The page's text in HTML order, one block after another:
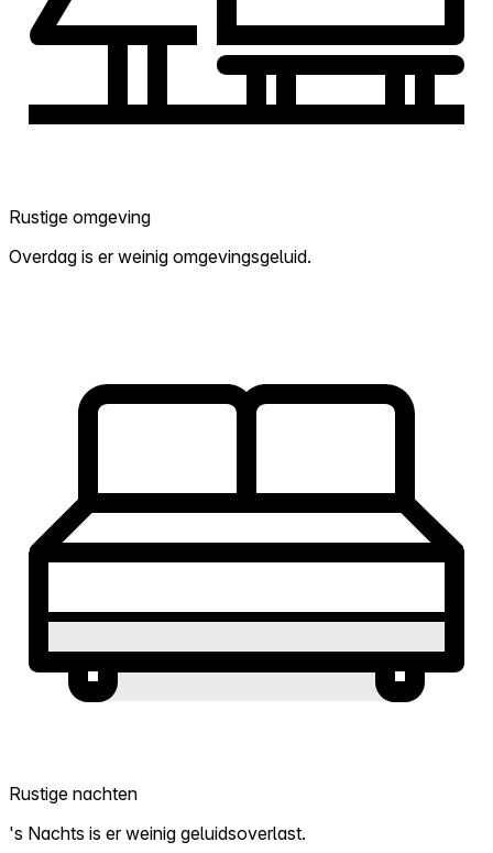
Rustige omgeving
Overdag is er weinig omgevingsgeluid.
Rustige nachten
's Nachts is er weinig geluidsoverlast.